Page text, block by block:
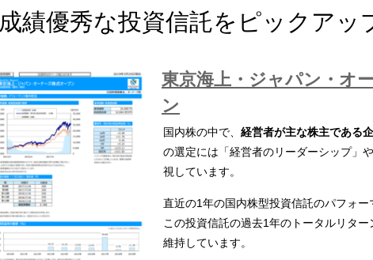
成績優秀な投資信託をピックアッ
東京海上・ジャパン・オ
ン
国内株の中で、 経営者が主な株主である
の選定には「経営者のリーダーシップ」
視しています。
直近の1年の国内株型投資信託のパフォー
この投資信託の過去1年のトータルリター
維持しています。